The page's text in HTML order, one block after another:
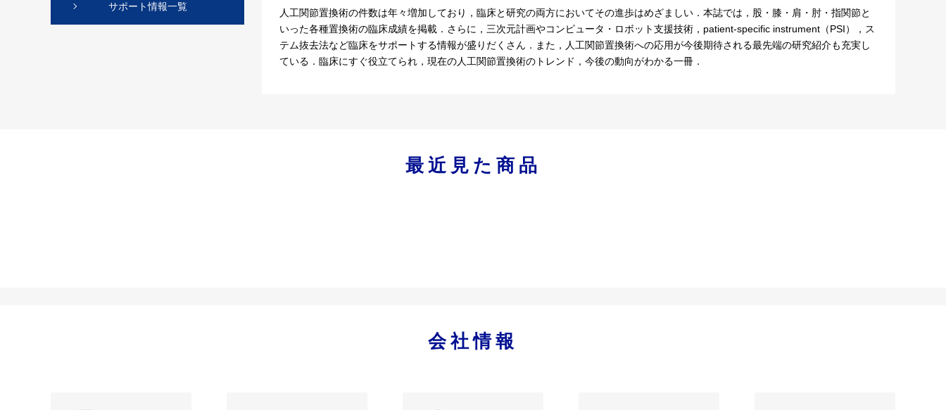
人工関節置換術の件数は年々増加しており，臨床と研究の両方においてその進歩はめざましい．本誌では，股・膝・肩・肘・指関節と
いった各種置換術の臨床成績を掲載．さらに，三次元計画やコンピュータ・ロボット支援技術，patient‐specific instrument（PSI），ス
テム抜去法など臨床をサポートする情報が盛りだくさん．また，人工関節置換術への応用が今後期待される最先端の研究紹介も充実し
ている．臨床にすぐ役立てられ，現在の人工関節置換術のトレンド，今後の動向がわかる一冊．
サポート情報一覧
最近見た商品
会社情報